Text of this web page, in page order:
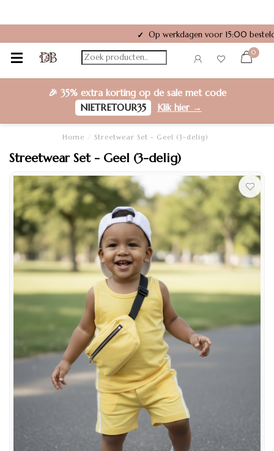
✓ Op werkdagen voor 15:00
0
🎉 35% extra kortingop de sale met code
NIETRETOUR35
Klik hier →
Home Streetwear Set - Geel (3-delig)
Streetwear Set - Geel (3-delig)